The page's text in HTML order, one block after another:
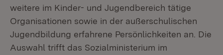
weitere im Kinder- und Jugendbereich tätige
Organisationen sowie in der außerschulischen
Jugendbildung erfahrene Persönlichkeiten an. Die
Auswahl trifft das Sozialministerium im